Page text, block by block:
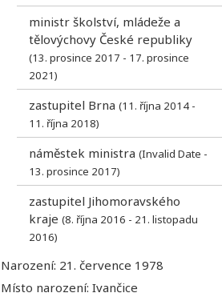
ministr školství, mládeže a
tělovýchovy České republiky
(13. prosince 2017 - 17. prosince
2021)
zastupitel Brna (11. října 2014 -
11. října 2018)
náměstek ministra (Invalid Date -
13. prosince 2017)
zastupitel Jihomoravského
kraje (8. října 2016 - 21. listopadu
2016)
Narození: 21. července 1978
Místo narození: Ivančice